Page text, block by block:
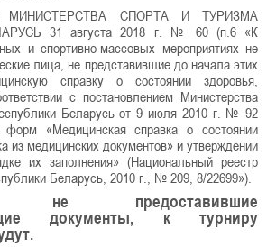
МИНИСТЕРСТВА СПОРТА И ТУРИЗМА
31 августа 2018 г. № 60 (п.6 «К
и спортивно-массовых мероприятиях не
лица, не представившие до начала этих
справку о состоянии здоровья,
с постановлением Министерства
Беларусь от 9 июля 2010 г. № 92
форм «Медицинская справка о состоянии
из медицинских документов» и утверждении
их заполнения» (Национальный реестр
Беларусь, 2010 г., № 209, 8/22699»).
не предоставившие
документы, к турниру